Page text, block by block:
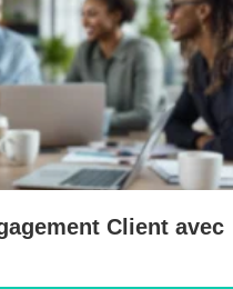
Client avec